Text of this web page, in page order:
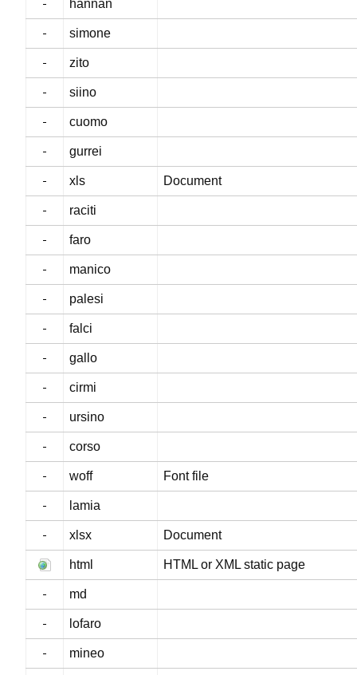
hannan
simone
zito
siino
cuomo
gurrei
xls Document
raciti
faro
manico
palesi
falci
gallo
cirmi
ursino
corso
woff Font file
lamia
xlsx Document
html HTML or XML static page
md
lofaro
mineo